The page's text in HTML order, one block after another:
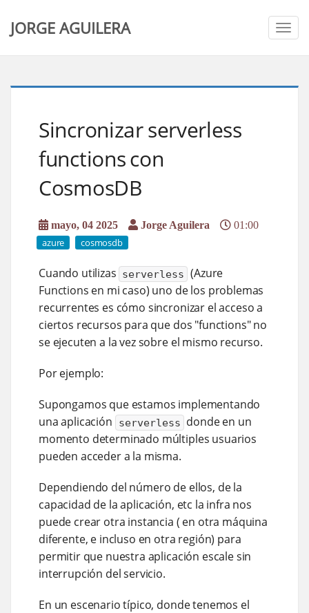
JORGE AGUILERA
Sincronizar serverless
functions con
CosmosDB
mayo, 04 2025 Jorge Aguilera 01:00
azure cosmosdb
Cuando utilizas serverless (Azure
Functions en mi caso) uno de los problemas
recurrentes es cómo sincronizar el acceso a
ciertos recursos para que dos "functions" no
se ejecuten a la vez sobre el mismo recurso.
Por ejemplo:
Supongamos que estamos implementando
una aplicación
serverless donde en un
momento determinado múltiples usuarios
pueden acceder a la misma.
Dependiendo del número de ellos, de la
capacidad de la aplicación, etc la infra nos
puede crear otra instancia ( en otra máquina
diferente, e incluso en otra región) para
permitir que nuestra aplicación escale sin
interrupción del servicio.
En un escenario típico, donde tenemos el